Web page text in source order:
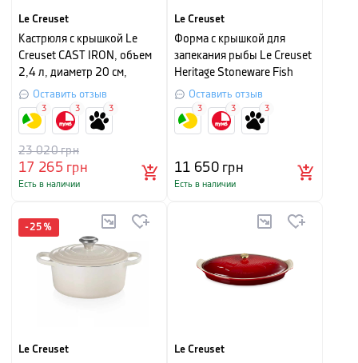
Le Creuset
Кастрюля с крышкой Le
Creuset CAST IRON, объем
2,4 л, диаметр 20 см,
гранат
Оставить отзыв
17 265грн
23 020грн
Есть в наличии
3 3 3
Le Creuset
Форма с крышкой для
запекания рыбы Le Creuset
Heritage Stoneware Fish
Baker, объем 1,6 л
Оставить отзыв
11 650грн
Есть в наличии
3 3 3
-25 %
Le Creuset
Le Creuset